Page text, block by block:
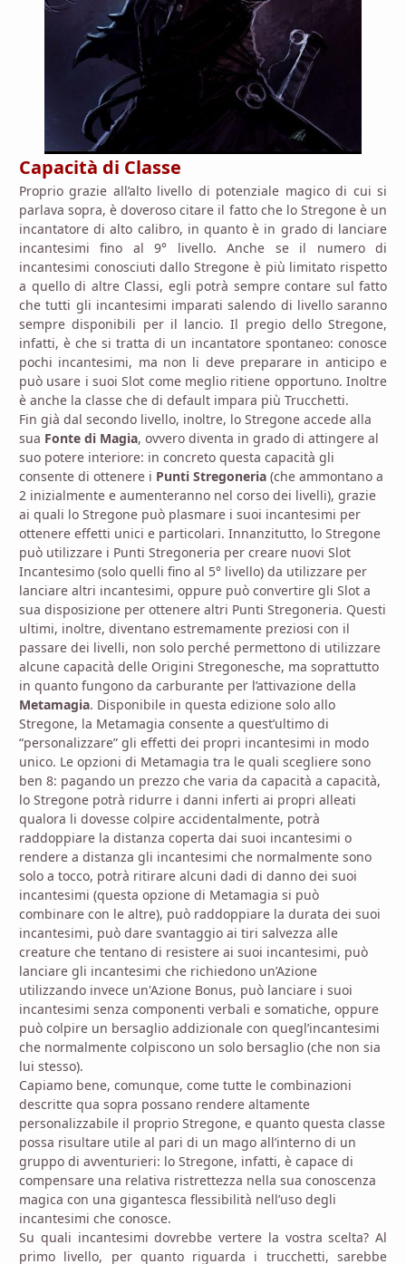
Capacità di Classe
Proprio grazie all’alto livello di potenziale magico di cui si
parlava sopra, è doveroso citare il fatto che lo Stregone è un
incantatore di alto calibro, in quanto è in grado di lanciare
incantesimi fino al 9° livello. Anche se il numero di
incantesimi conosciuti dallo Stregone è più limitato rispetto
a quello di altre Classi, egli potrà sempre contare sul fatto
che tutti gli incantesimi imparati salendo di livello saranno
sempre disponibili per il lancio. Il pregio dello Stregone,
infatti, è che si tratta di un incantatore spontaneo: conosce
pochi incantesimi, ma non li deve preparare in anticipo e
può usare i suoi Slot come meglio ritiene opportuno. Inoltre
è anche la classe che di default impara più Trucchetti.
Fin già dal secondo livello, inoltre, lo Stregone accede alla
sua Fonte di Magia, ovvero diventa in grado di attingere al
suo potere interiore: in concreto questa capacità gli
consente di ottenere i Punti Stregoneria (che ammontano a
2 inizialmente e aumenteranno nel corso dei livelli), grazie
ai quali lo Stregone può plasmare i suoi incantesimi per
ottenere effetti unici e particolari. Innanzitutto, lo Stregone
può utilizzare i Punti Stregoneria per creare nuovi Slot
Incantesimo (solo quelli fino al 5° livello) da utilizzare per
lanciare altri incantesimi, oppure può convertire gli Slot a
sua disposizione per ottenere altri Punti Stregoneria. Questi
ultimi, inoltre, diventano estremamente preziosi con il
passare dei livelli, non solo perché permettono di utilizzare
alcune capacità delle Origini Stregonesche, ma soprattutto
in quanto fungono da carburante per l’attivazione della
Metamagia. Disponibile in questa edizione solo allo
Stregone, la Metamagia consente a quest’ultimo di
“personalizzare” gli effetti dei propri incantesimi in modo
unico. Le opzioni di Metamagia tra le quali scegliere sono
ben 8: pagando un prezzo che varia da capacità a capacità,
lo Stregone potrà ridurre i danni inferti ai propri alleati
qualora li dovesse colpire accidentalmente, potrà
raddoppiare la distanza coperta dai suoi incantesimi o
rendere a distanza gli incantesimi che normalmente sono
solo a tocco, potrà ritirare alcuni dadi di danno dei suoi
incantesimi (questa opzione di Metamagia si può
combinare con le altre), può raddoppiare la durata dei suoi
incantesimi, può dare svantaggio ai tiri salvezza alle
creature che tentano di resistere ai suoi incantesimi, può
lanciare gli incantesimi che richiedono un’Azione
utilizzando invece un'Azione Bonus, può lanciare i suoi
incantesimi senza componenti verbali e somatiche, oppure
può colpire un bersaglio addizionale con quegl’incantesimi
che normalmente colpiscono un solo bersaglio (che non sia
lui stesso).
Capiamo bene, comunque, come tutte le combinazioni
descritte qua sopra possano rendere altamente
personalizzabile il proprio Stregone, e quanto questa classe
possa risultare utile al pari di un mago all’interno di un
gruppo di avventurieri: lo Stregone, infatti, è capace di
compensare una relativa ristrettezza nella sua conoscenza
magica con una gigantesca flessibilità nell’uso degli
incantesimi che conosce.
Su quali incantesimi dovrebbe vertere la vostra scelta? Al
primo livello, per quanto riguarda i trucchetti, sarebbe